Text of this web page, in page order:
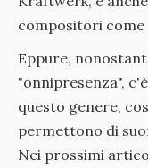
compositori come
Eppure,
"onnipresenza",
questo genere,
permettono di
Nei prossimi